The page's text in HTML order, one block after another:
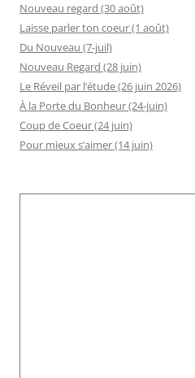
Nouveau regard (30 août)
Laisse parler ton coeur (1 août)
Du Nouveau (7-juil)
Nouveau Regard (28 juin)
Le Réveil par l’étude (26 juin 2026)
À la Porte du Bonheur (24-juin)
Coup de Coeur (24 juin)
Pour mieux s’aimer (14 juin)